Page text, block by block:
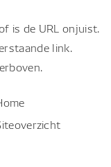
is de URL onjuist.
link.